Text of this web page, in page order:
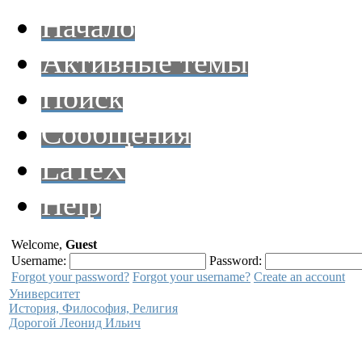
Начало
Активные темы
Поиск
Сообщения
LaTeX
Help
Welcome, Guest
Username:
Password:
Forgot your password? Forgot your username? Create an account
Университет
История, Философия, Религия
Дорогой Леонид Ильич